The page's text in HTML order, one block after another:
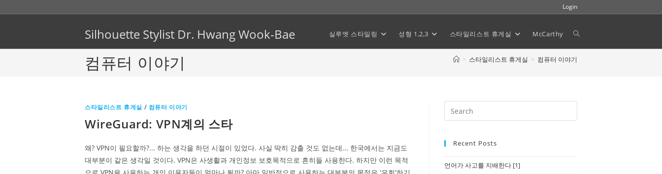
Login
Silhouette Stylist Dr. Hwang Wook-Bae 실루엣 스타일링 성형 1,2,3 스타일리스트 휴게실 McCarthy Toggle
website
컴퓨터 이야기 > 스타일리스트 휴게실 > 컴퓨터 이야기
스타일리스트 휴게실 / 컴퓨터 이야기
WireGuard: VPN계의 스타
왜? VPN이 필요할까?... 하는 생각을 하던 시절이 있었다. 사실 딱히 감출 것도 없는데... 한국에서는 지금도
대부분이 같은 생각일 것이다. VPN은 사생활과 개인정보 보호목적으로 흔히들 사용한다. 하지만 이런 목적
Recent Posts
언어가 사고를 지배한다 [1]